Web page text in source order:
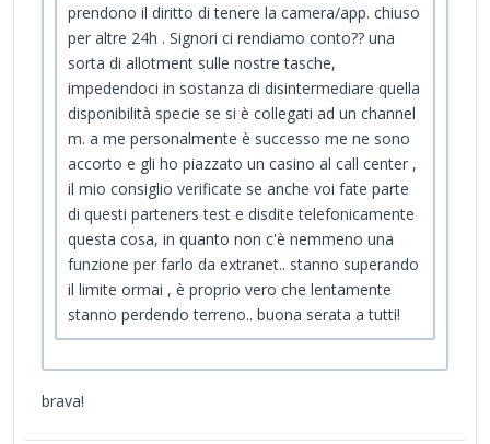
prendono il diritto di tenere la camera/app. chiuso
per altre 24h . Signori ci rendiamo conto?? una
sorta di allotment sulle nostre tasche,
impedendoci in sostanza di disintermediare quella
disponibilità specie se si è collegati ad un channel
m. a me personalmente è successo me ne sono
accorto e gli ho piazzato un casino al call center ,
il mio consiglio verificate se anche voi fate parte
di questi parteners test e disdite telefonicamente
questa cosa, in quanto non c'è nemmeno una
funzione per farlo da extranet.. stanno superando
il limite ormai , è proprio vero che lentamente
stanno perdendo terreno.. buona serata a tutti!
brava!